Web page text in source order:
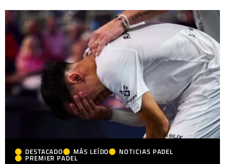
DESTACADO MÁS LEÍDO NOTICIAS PADEL
PREMIER PADEL